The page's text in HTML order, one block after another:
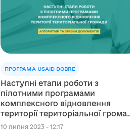
ПРОГРАМА USAID DOBRE
Наступні етапи роботи з
пілотними програмами
комплексного відновлення
території територіальної
- алгоритми та зразки
10 липня 2023 - 12:17